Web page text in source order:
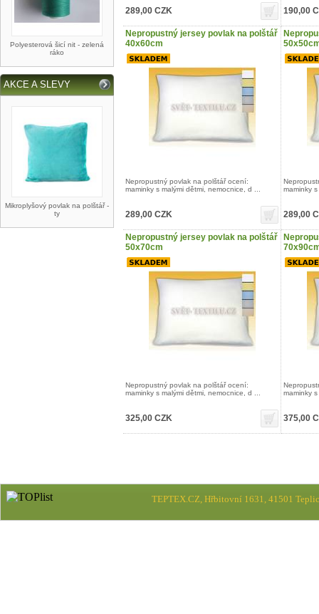
Polyesterová šicí nit - zelená
ráko
AKCE A SLEVY
Mikroplyšový povlak na polštář -
ty
289,00 CZK 190,00
Nepropustný jersey povlak na polštář
40x60cm
Nepropustný povlak na polštář ocení:
maminky s malými dětmi, nemocnice, d ...
289,00 CZK
maminky
289,00
Nepropustný jersey povlak na polštář
50x70cm
Nepropustný povlak na polštář ocení:
maminky s malými dětmi, nemocnice, d ...
325,00 CZK
maminky
375,00
TEPTEX.CZ, Hřbitovní 1631, 41501